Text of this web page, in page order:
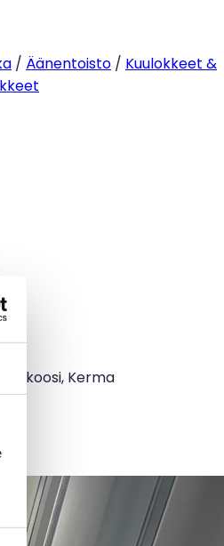
/ Äänentoisto / Kuulokkeet &
Kerma